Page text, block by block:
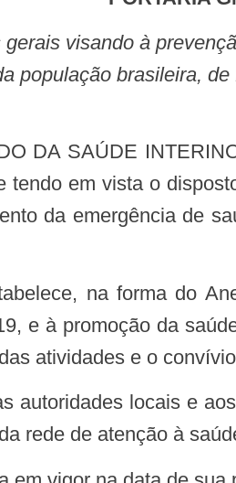
população brasileira,
tendo em vista o
da emergência de
e à promoção da
atividades e o
rede de atenção à